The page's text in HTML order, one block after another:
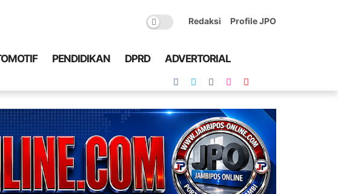
Redaksi Profile JPO
PENDIDIKAN DPRD ADVERTORIAL